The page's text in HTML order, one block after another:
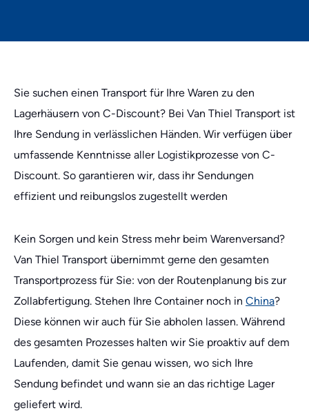
Sie suchen einen Transport für Ihre Waren zu den
Lagerhäusern von C-Discount? Bei Van Thiel Transport ist
Ihre Sendung in verlässlichen Händen. Wir verfügen über
umfassende Kenntnisse aller Logistikprozesse von C-
Discount. So garantieren wir, dass ihr Sendungen
effizient und reibungslos zugestellt werden
Kein Sorgen und kein Stress mehr beim Warenversand?
Van Thiel Transport übernimmt gerne den gesamten
Transportprozess für Sie: von der Routenplanung bis zur
Zollabfertigung. Stehen Ihre Container noch in China?
Diese können wir auch für Sie abholen lassen. Während
des gesamten Prozesses halten wir Sie proaktiv auf dem
Laufenden, damit Sie genau wissen, wo sich Ihre
Sendung befindet und wann sie an das richtige Lager
geliefert wird.